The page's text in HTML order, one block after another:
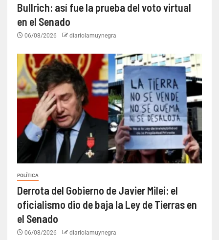
Bullrich: así fue la prueba del voto virtual
en el Senado
06/08/2026 diariolamuynegra
POLÍTICA
Derrota del Gobierno de Javier Milei: el
oficialismo dio de baja la Ley de Tierras en
el Senado
06/08/2026 diariolamuynegra